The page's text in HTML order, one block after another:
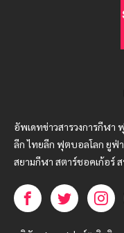
อัพเดทข่าวสารวงการกีฬ
ลีก ไทยลีก ฟุตบอลโลก ยูฟ่
สยามกีฬา สตาร์ชอคเก้อร์